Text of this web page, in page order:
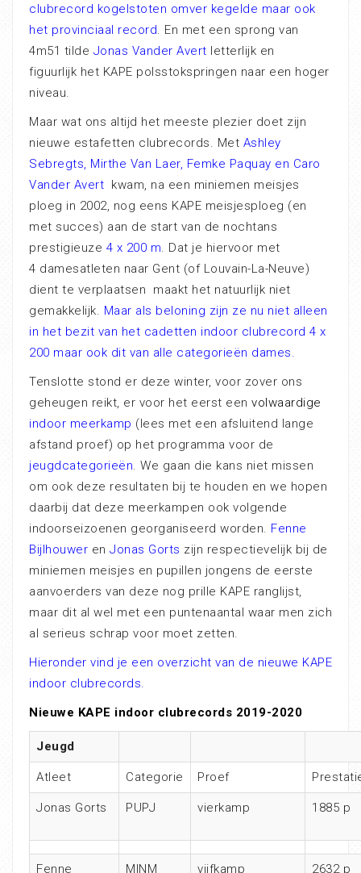
clubrecord kogelstoten omver kegelde maar ook
het provinciaal record. En met een sprong van
4m51 tilde Jonas Vander Avert letterlijk en
figuurlijk het KAPE polsstokspringen naar een hoger
niveau.
Maar wat ons altijd het meeste plezier doet zijn
nieuwe estafetten clubrecords. Met Ashley
Sebregts, Mirthe Van Laer, Femke Paquay en Caro
Vander Avert kwam, na een miniemen meisjes
ploeg in 2002, nog eens KAPE meisjesploeg (en
met succes) aan de start van de nochtans
prestigieuze 4 x 200 m. Dat je hiervoor met
4 damesatleten naar Gent (of Louvain-La-Neuve)
dient te verplaatsen maakt het natuurlijk niet
gemakkelijk. Maar als beloning zijn ze nu niet alleen
in het bezit van het cadetten indoor clubrecord 4 x
200 maar ook dit van alle categorieën dames.
Tenslotte stond er deze winter, voor zover ons
geheugen reikt, er voor het eerst een volwaardige
indoor meerkamp (lees met een afsluitend lange
afstand proef) op het programma voor de
jeugdcategorieën. We gaan die kans niet missen
om ook deze resultaten bij te houden en we hopen
daarbij dat deze meerkampen ook volgende
indoorseizoenen georganiseerd worden. Fenne
Bijlhouwer en Jonas Gorts zijn respectievelijk bij de
miniemen meisjes en pupillen jongens de eerste
aanvoerders van deze nog prille KAPE ranglijst,
maar dit al wel met een puntenaantal waar men zich
al serieus schrap voor moet zetten.
Hieronder vind je een overzicht van de nieuwe KAPE
indoor clubrecords.
Nieuwe KAPE indoor clubrecords 2019-2020
Jeugd
Atleet Categorie Proef
Jonas Gorts PUPJ vierkamp 1885 p
Fenne
MINM vijfkamp 2632 p